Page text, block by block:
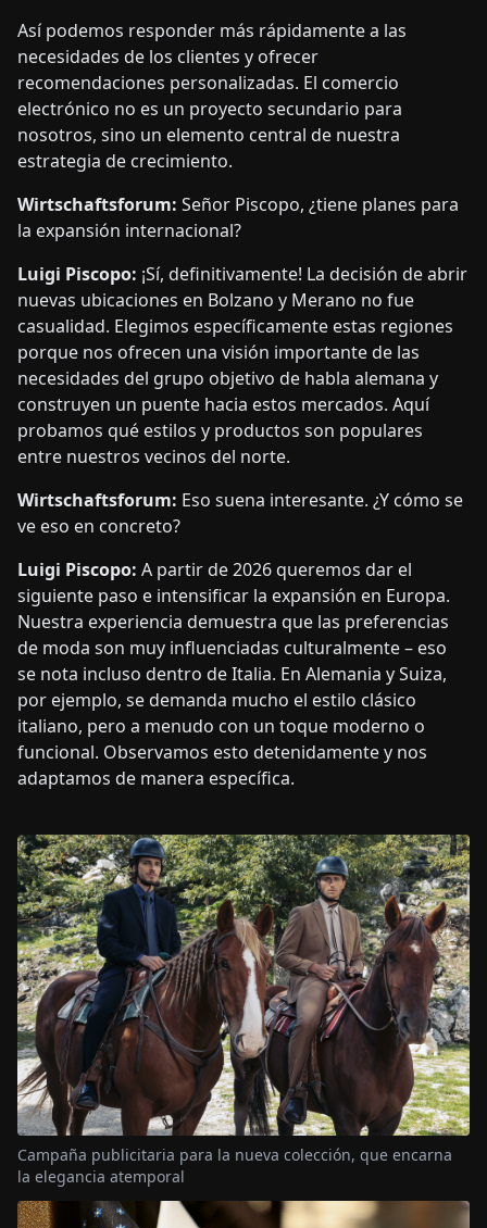
Así podemos responder más rápidamente a las
necesidades de los clientes y ofrecer
recomendaciones personalizadas. El comercio
electrónico no es un proyecto secundario para
nosotros, sino un elemento central de nuestra
estrategia de crecimiento.
Wirtschaftsforum: Señor Piscopo, ¿tiene planes para
la expansión internacional?
Luigi Piscopo: ¡Sí, definitivamente! La decisión de abrir
nuevas ubicaciones en Bolzano y Merano no fue
casualidad. Elegimos específicamente estas regiones
porque nos ofrecen una visión importante de las
necesidades del grupo objetivo de habla alemana y
construyen un puente hacia estos mercados. Aquí
probamos qué estilos y productos son populares
entre nuestros vecinos del norte.
Wirtschaftsforum: Eso suena interesante. ¿Y cómo se
ve eso en concreto?
Luigi Piscopo: A partir de 2026 queremos dar el
siguiente paso e intensificar la expansión en Europa.
Nuestra experiencia demuestra que las preferencias
de moda son muy influenciadas culturalmente – eso
se nota incluso dentro de Italia. En Alemania y Suiza,
por ejemplo, se demanda mucho el estilo clásico
italiano, pero a menudo con un toque moderno o
funcional. Observamos esto detenidamente y nos
adaptamos de manera específica.
Campaña publicitaria para la nueva colección, que encarna
la elegancia atemporal